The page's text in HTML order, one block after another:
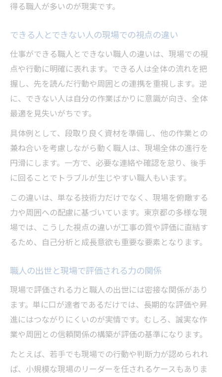
得る職人が多いのが現実です。
できる人とできない人の現場での視点の違い
仕事ができる職人とできない職人の違いは、現場での視
点や行動に明確に表れます。できる人は全体の流れを把
握し、先を読んだ行動や周囲との連携を重視します。逆
に、できない人は自分の作業ばかりに意識が向き、全体
最適を見失いがちです。
具体例として、段取り良く資材を準備し、他の作業との
兼ね合いを考慮しながら動く職人は、現場全体の進行を
円滑にします。一方で、必要な連絡や確認を怠り、後手
に回ることでトラブルが生じやすい職人もいます。
この違いは、単なる技術力だけでなく、現場を俯瞰する
力や周囲への配慮に基づいています。東京都の多様な現
場では、こうした視点の違いが工事の質や評価に直結す
るため、自己分析と成長意欲も重要な要素となります。
職人の出世と現場で評価される力の関係
現場で評価される力と職人の出世には密接な関係があり
ます。単に口が達者であるだけでは、長期的な評価や昇
進にはつながりにくいのが実情です。むしろ、誠実な作
業や周囲との信頼関係の構築が評価の基準になります。
たとえば、若手でも現場での行動や判断力が認められれ
ば、小規模な現場のリーダーを任されるケースもありま